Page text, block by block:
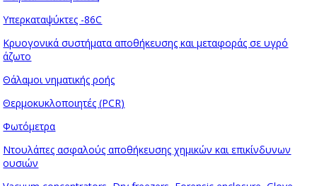
Υπερκαταψύκτες -86C
Κρυογονικά συστήματα αποθήκευσης και μεταφοράς σε υγρό
άζωτο
Θάλαμοι νηματικής ροής
Θερμοκυκλοποιητές (PCR)
Φωτόμετρα
Ντουλάπες ασφαλούς αποθήκευσης χημικών και επικίνδυνων
ουσιών